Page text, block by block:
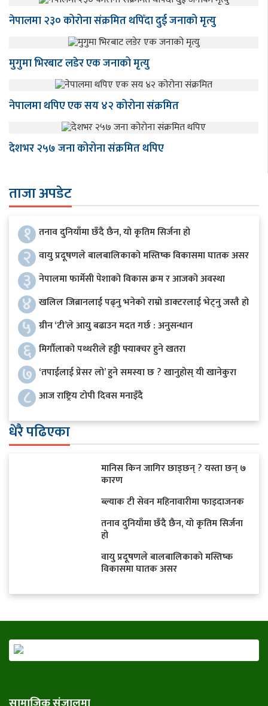
नेपालमा २३० कोरोना संक्रमित थपिँदा दुई जनाको मृत्यु
मुगुमा भिरबाट लडेर एक जनाको मृत्यु
नेपालमा थपिए एक सय ४२ कोरोना संक्रमित
देशभर २५७ जना कोरोना संक्रमित थपिए
ताजा अपडेट
१ तनाव दुनियाँमा छँदै छैन, यो कृतिम सिर्जना हो
२ वायु प्रदूषणले बालबालिकाको मस्तिष्क विकासमा घातक असर
३ नेपालमा फार्मेसी पेशाको विकास क्रम र आजको अवस्था
४ खलिल जिब्रानलाई पढ्नु भनेको राम्रो डाक्टरलाई भेट्नु जस्तै हो
५ ग्रीन ‘टी’ले आयु बढाउन मदत गर्छ : अनुसन्धान
६ मिर्गौलाको पथ्थरीले हड्डी फ्याक्चर हुने खतरा
७ ‘तपाईलाई प्रेसर लो’ हुने समस्या छ ? खानुहोस् यी खानेकुरा
८ आज राष्ट्रिय टोपी दिवस मनाइँदै
धेरै पढिएका
मानिस किन जागिर छाड्छन् ? यस्ता छन् ७
कारण
ब्ल्याक टी सेवन महिनावारीमा फाइदाजनक
तनाव दुनियाँमा छँदै छैन, यो कृतिम सिर्जना
हो
वायु प्रदूषणले बालबालिकाको मस्तिष्क
विकासमा घातक असर